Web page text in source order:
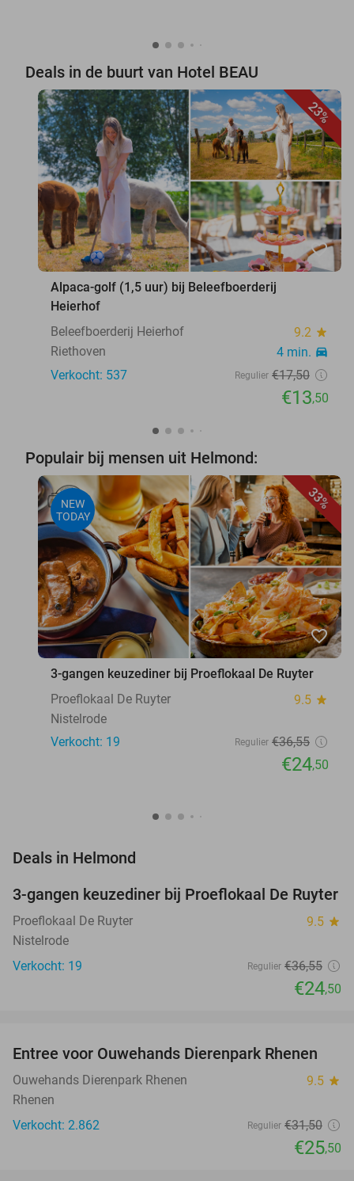
Deals in de buurt van Hotel BEAU
23%
favorite_border
Alpaca-golf (1,5 uur) bij Beleefboerderij
Heierhof
Beleefboerderij Heierhof
9.2 star
Riethoven 4 min. directions_car
Verkocht: 537 Regulier €17,50
€13,50
Populair bij mensen uit Helmond:
33%
NEW
TODAY
favorite_border
3-gangen keuzediner bij Proeflokaal De Ruyter
Proeflokaal De Ruyter
9.5 star
Nistelrode
Verkocht: 19
Regulier €36,55
€24,50
Deals in Helmond
33%
NEW
TODAY
3-gangen keuzediner bij Proeflokaal De Ruyter
Proeflokaal De Ruyter 9.5 star
Nistelrode
Verkocht: 19
Regulier €36,55
€24,50
19%
TODAY
Entree voor Ouwehands Dierenpark Rhenen
Ouwehands Dierenpark Rhenen 9.5 star
Rhenen
Verkocht: 2.862
Regulier €31,50
€25,50